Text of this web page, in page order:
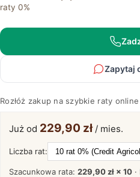
Avero
raty 0%
Zapytaj
Rozłóż zakup na szybkie raty online
Już od 229,90 zł/ mies.
Liczba rat:
Szacunkowa rata: 229,90 zł × 10